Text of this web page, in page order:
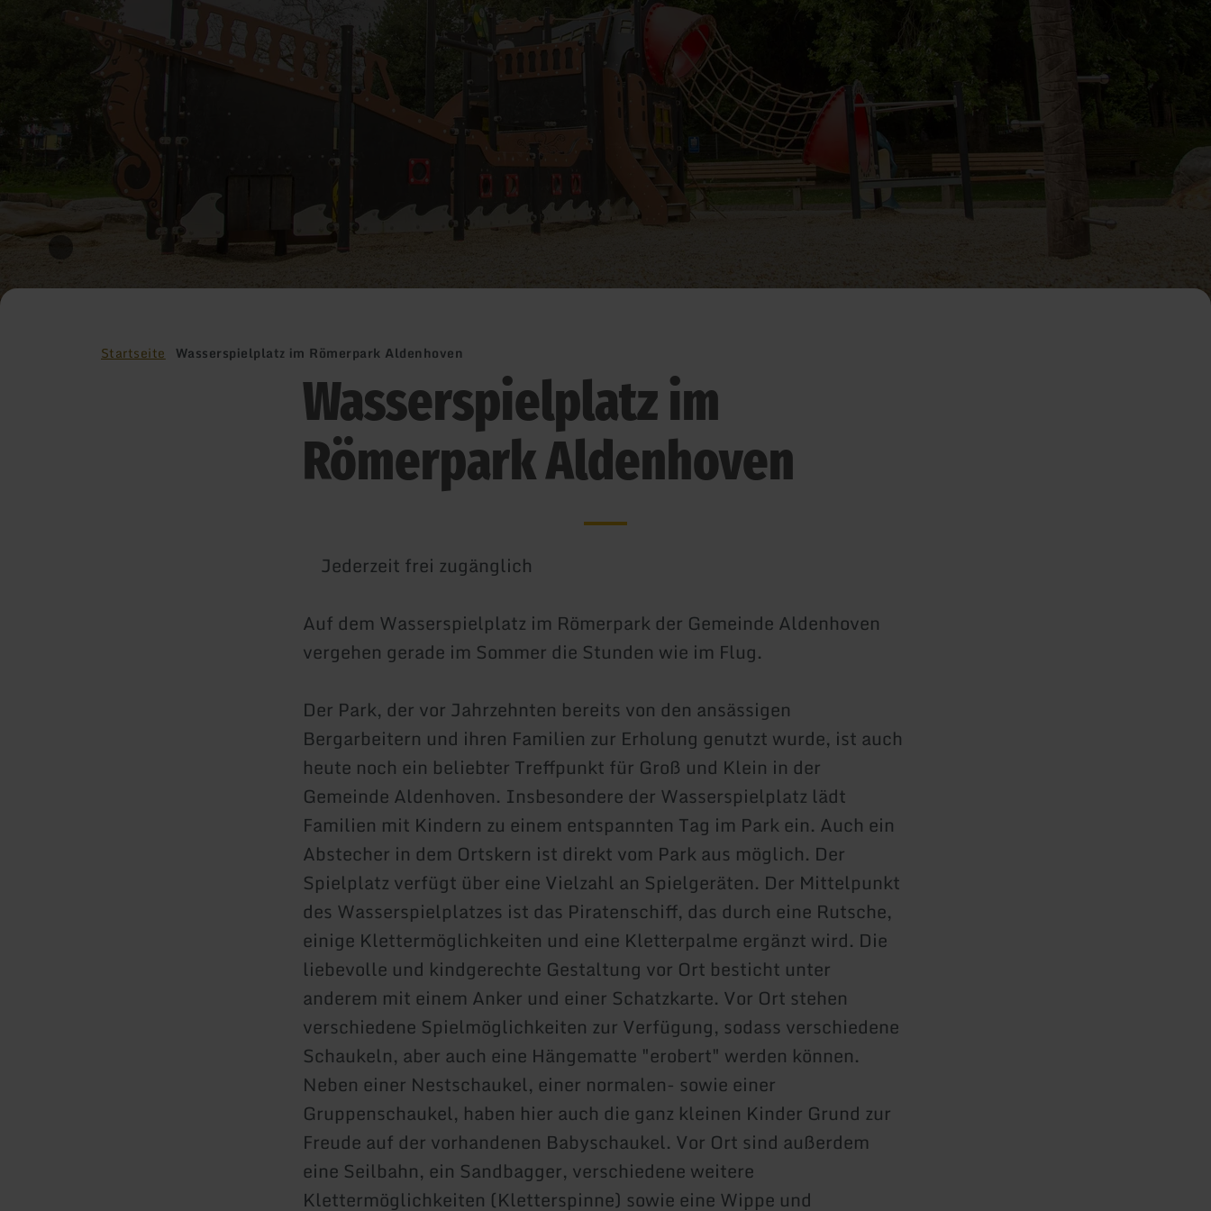
Startseite Wasserspielplatz im Römerpark Aldenhoven
Wasserspielplatz im
Römerpark Aldenhoven
Jederzeit frei zugänglich
Auf dem Wasserspielplatz im Römerpark der Gemeinde Aldenhoven
vergehen gerade im Sommer die Stunden wie im Flug.
Der Park, der vor Jahrzehnten bereits von den ansässigen
Bergarbeitern und ihren Familien zur Erholung genutzt wurde, ist auch
heute noch ein beliebter Treffpunkt für Groß und Klein in der
Gemeinde Aldenhoven. Insbesondere der Wasserspielplatz lädt
Familien mit Kindern zu einem entspannten Tag im Park ein. Auch ein
Abstecher in dem Ortskern ist direkt vom Park aus möglich. Der
Spielplatz verfügt über eine Vielzahl an Spielgeräten. Der Mittelpunkt
des Wasserspielplatzes ist das Piratenschiff, das durch eine Rutsche,
einige Klettermöglichkeiten und eine Kletterpalme ergänzt wird. Die
liebevolle und kindgerechte Gestaltung vor Ort besticht unter
anderem mit einem Anker und einer Schatzkarte. Vor Ort stehen
verschiedene Spielmöglichkeiten zur Verfügung, sodass verschiedene
Schaukeln, aber auch eine Hängematte "erobert" werden können.
Neben einer Nestschaukel, einer normalen- sowie einer
Gruppenschaukel, haben hier auch die ganz kleinen Kinder Grund zur
Freude auf der vorhandenen Babyschaukel. Vor Ort sind außerdem
eine Seilbahn, ein Sandbagger, verschiedene weitere
Klettermöglichkeiten (Kletterspinne) sowie eine Wippe und